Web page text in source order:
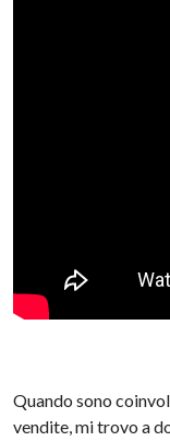
Quando sono
vendite, mi trovo a